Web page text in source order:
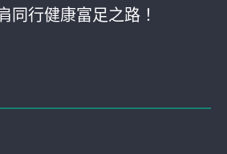
同行健康富足之路！